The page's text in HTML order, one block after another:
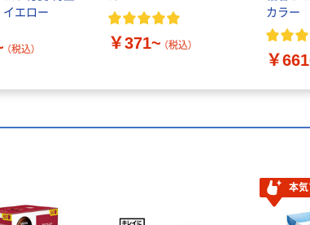
エロー
（税込） ￥371~ （税込）
カラー
￥
本